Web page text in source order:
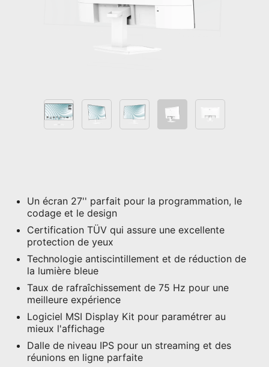
Un écran 27'' parfait pour la programmation, le
codage et le design
Certification TÜV qui assure une excellente
protection de yeux
Technologie antiscintillement et de réduction de
la lumière bleue
Taux de rafraîchissement de 75 Hz pour une
meilleure expérience
Logiciel MSI Display Kit pour paramétrer au
mieux l'affichage
Dalle de niveau IPS pour un streaming et des
réunions en ligne parfaite